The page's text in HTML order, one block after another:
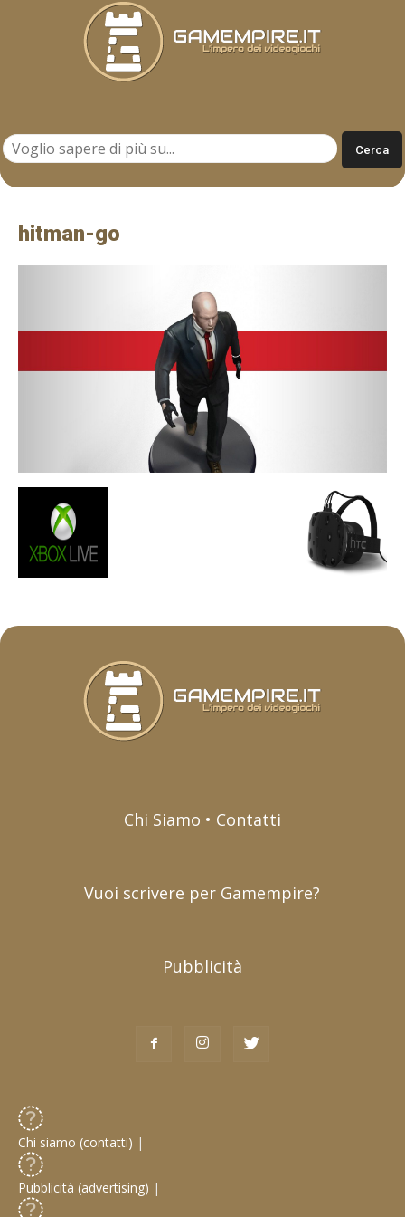
hitman-go
Chi Siamo • Contatti
Vuoi scrivere per Gamempire?
Pubblicità
Chi siamo (contatti) |
Pubblicità (advertising) |